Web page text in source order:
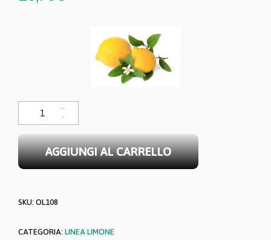
AGGIUNGI AL CARRELLO
SKU: OL108
CATEGORIA: LINEA LIMONE